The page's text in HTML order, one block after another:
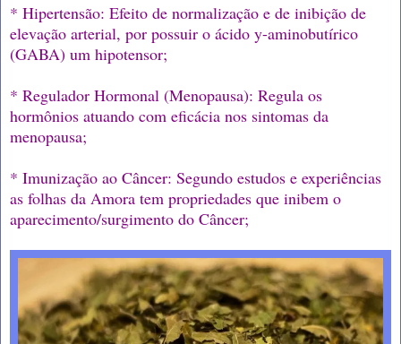
* Hipertensão: Efeito de normalização e de inibição de
elevação arterial, por possuir o ácido y-aminobutírico
(GABA) um hipotensor;
* Regulador Hormonal (Menopausa): Regula os
hormônios atuando com eficácia nos sintomas da
menopausa;
* Imunização ao Câncer: Segundo estudos e experiências
as folhas da Amora tem propriedades que inibem o
aparecimento/surgimento do Câncer;